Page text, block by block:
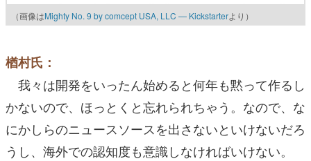
（画像はMighty No. 9 by comcept USA, LLC — Kickstarterより）
楢村氏：
我々は開発をいったん始めると何年も黙って作るし
かないので、ほっとくと忘れられちゃう。なので、な
にかしらのニュースソースを出さないといけないだろ
うし、海外での認知度も意識しなければいけない。